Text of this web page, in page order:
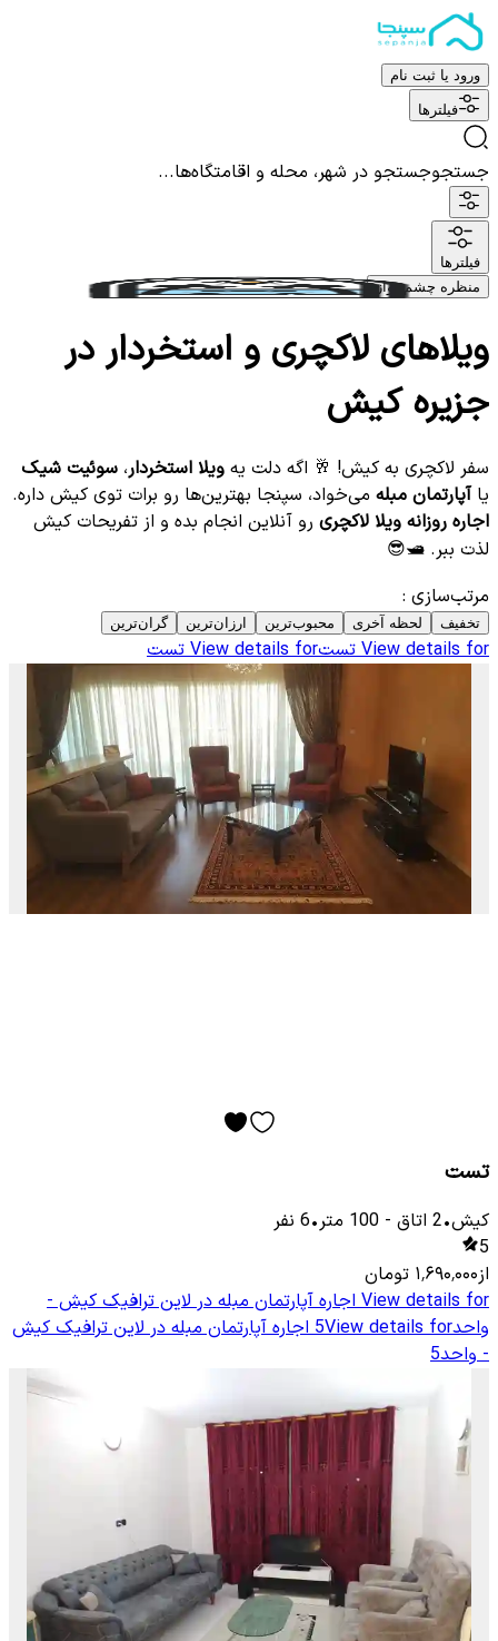
ورود یا ثبت نام
فیلترها
جستجوجستجو در شهر، محله و اقامتگاه‌ها...
فیلترها
منظره چشم نواز
ویلاهای لاکچری و استخردار در
جزیره کیش
سفر لاکچری به کیش! 🥂 اگه دلت یه ویلا استخردار، سوئیت شیک
یاآپارتمان مبله می‌خواد، سپنجا بهترین‌ها رو برات توی کیش داره.
اجاره روزانه ویلا لاکچری رو آنلاین انجام بده و از تفریحات کیش
لذت ببر. 🛥️😎
مرتب‌سازی :
تخفیف لحظه آخری محبوب‌ترین ارزان‌ترین گران‌ترین
View details for تستView details for تست
تست
کیش•
2 اتاق -
100 متر•
6 نفر
5
از۱٬۶۹۰٬۰۰۰ تومان
View details for اجاره آپارتمان مبله در لاین ترافیک کیش -
واحد5View details for اجاره آپارتمان مبله در لاین ترافیک کیش
- واحد5